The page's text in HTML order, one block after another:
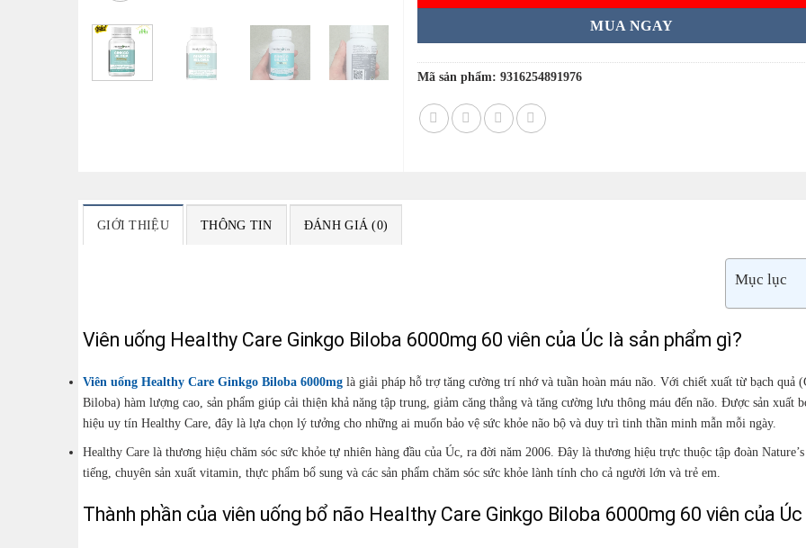
MUA NGAY
Mã sản phẩm:9316254891976
GIỚI THIỆU THÔNG TIN ĐÁNH GIÁ (0)
Mục lục
Viên uống Healthy Care Ginkgo Biloba 6000mg 60 viên của Úc là sản phẩm gì?
Viên uống Healthy Care Ginkgo Biloba 6000mg là giải pháp hỗ trợ tăng cường trí nhớ và tuần hoàn máu não. Với chiết xuất từ bạch quả
Biloba) hàm lượng cao, sản phẩm giúp cải thiện khả năng tập trung, giảm căng thẳng và tăng cường lưu thông máu đến não. Được sản xuất
hiệu uy tín Healthy Care, đây là lựa chọn lý tưởng cho những ai muốn bảo vệ sức khỏe não bộ và duy trì tinh thần minh mẫn mỗi ngày.
Healthy Care là thương hiệu chăm sóc sức khỏe tự nhiên hàng đầu của Úc, ra đời năm 2006. Đây là thương hiệu trực thuộc tập đoàn
tiếng, chuyên sản xuất vitamin, thực phẩm bổ sung và các sản phẩm chăm sóc sức khỏe lành tính cho cả người lớn và trẻ em.
Thành phần của viên uống bổ não Healthy Care Ginkgo Biloba 6000mg 60 viên của Úc